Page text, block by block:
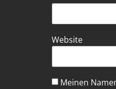
Website
Meinen